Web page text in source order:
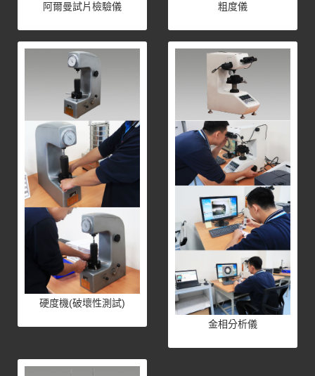
阿爾曼試片檢驗儀 粗度儀
硬度機(破壞性測試)
金相分析儀